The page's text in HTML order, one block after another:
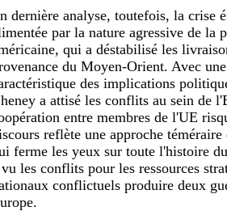
dernière analyse, toutefois, la crise
par la nature agressive de la
qui a déstabilisé les
du Moyen-Orient. Avec
des implications
a attisé les conflits au sein de
entre membres de l'UE
reflète une approche
ferme les yeux sur toute l'histoire
les conflits pour les ressources
conflictuels produire deux